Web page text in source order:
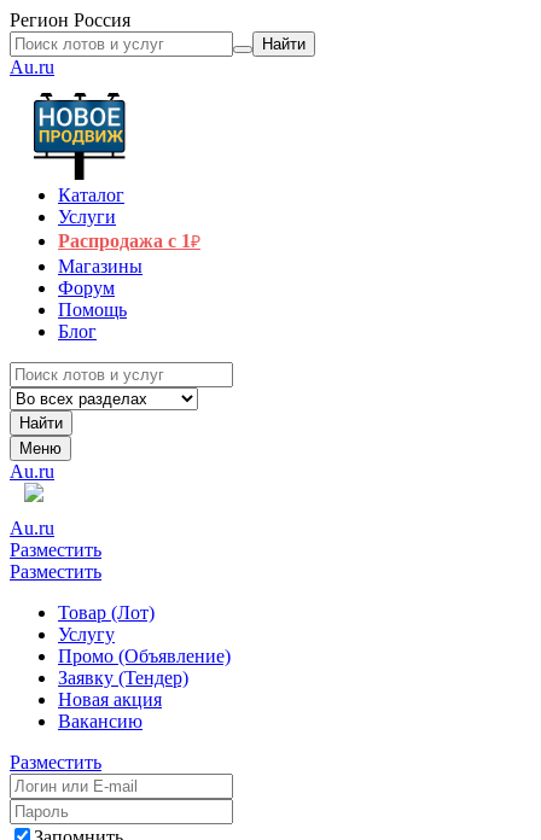
Регион Россия
Найти
Au.ru
Каталог
Услуги
Распродажа с 1₽
Магазины
Форум
Помощь
Блог
Найти
Меню
Au.ru
Au.ru
Разместить
Разместить
Товар (Лот)
Услугу
Промо (Объявление)
Заявку (Тендер)
Новая акция
Вакансию
Разместить